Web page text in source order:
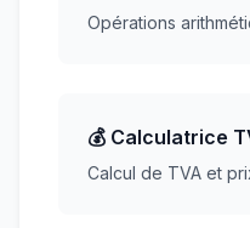
Opérations
💰 Calculatrice
Calcul de TVA et